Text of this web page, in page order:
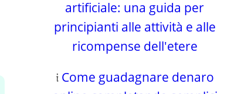
artificiale: una guida per
principianti alle attività e alle
ricompense dell'etere
𝔦 Come guadagnare denaro